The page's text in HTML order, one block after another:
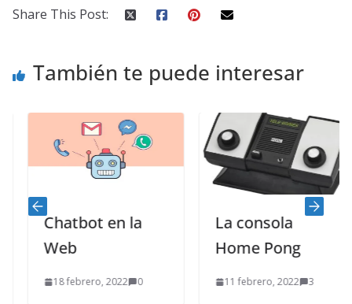
Share This Post:
También te puede interesar
Chatbot en la
Web
18 febrero, 2022 0
La consola
Home Pong
11 febrero, 2022 3